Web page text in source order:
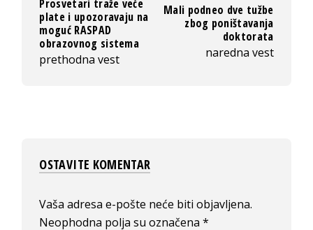
Prosvetari traže veće
plate i upozoravaju na
moguć RASPAD
obrazovnog sistema
prethodna vest
Mali podneo dve tužbe
zbog poništavanja
doktorata
naredna vest
OSTAVITE KOMENTAR
Vaša adresa e-pošte neće biti objavljena.
Neophodna polja su označena*